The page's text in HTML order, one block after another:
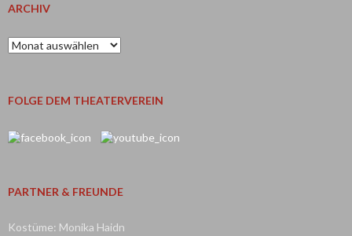
ARCHIV
Archiv
FOLGE DEM THEATERVEREIN
PARTNER & FREUNDE
Kostüme: Monika Haidn